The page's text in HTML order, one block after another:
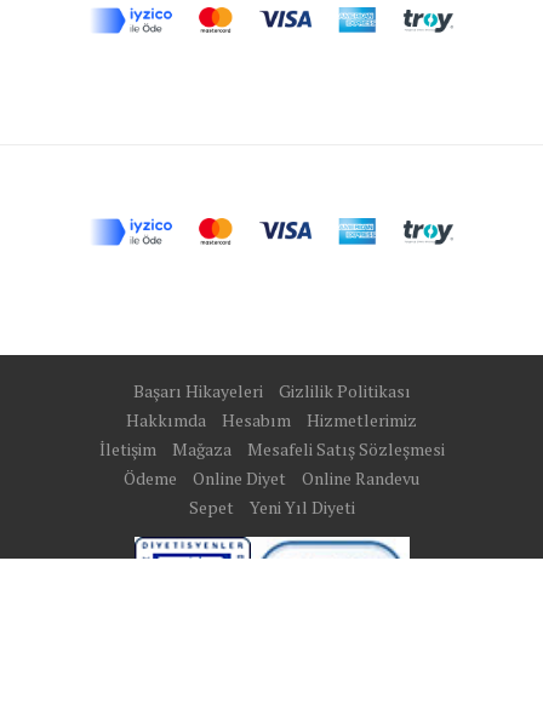
Başarı Hikayeleri
Gizlilik Politikası
Hakkımda
Hesabım
Hizmetlerimiz
İletişim
Mağaza
Mesafeli Satış Sözleşmesi
Ödeme
Online Diyet
Online Randevu
Sepet
Yeni Yıl Diyeti